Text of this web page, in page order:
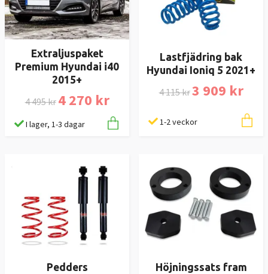
Extraljuspaket
Premium Hyundai i40
2015+
4 495 kr 4 270 kr
I lager, 1-3 dagar
Lastfjädring bak
Hyundai Ioniq 5 2021+
4 115 kr3 909 kr
1-2 veckor
Pedders
Höjningssats fram